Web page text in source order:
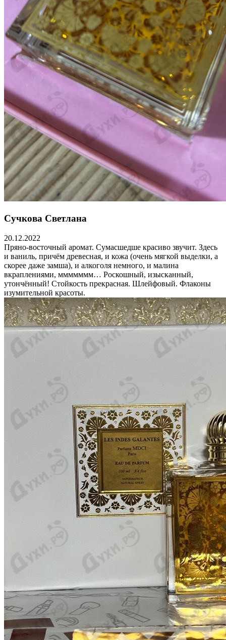
Сучкова Светлана
20.12.2022
Пряно-восточный аромат. Сумасшедше красиво звучит. Здесь
и ваниль, причём древесная, и кожа (очень мягкой выделки, а
скорее даже замша), и алкоголя немного, и малина
вкраплениями, ммммммм… Роскошный, изысканный,
утончённый! Стойкость прекрасная. Шлейфовый. Флаконы
изумительной красоты.